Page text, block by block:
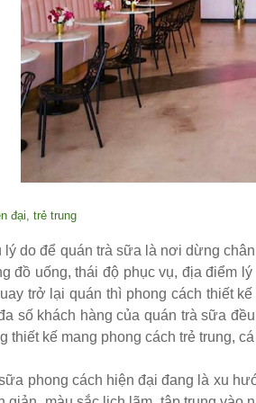
đại, trẻ trung
lý do để quán trà sữa là nơi dừng
đồ uống, thái độ phục vụ, địa điểm
trở lại quán thì phong cách thiết
số khách hàng của quán trà sữa
thiết kế mang phong cách trẻ trung,
phong cách hiện đại đang là xu